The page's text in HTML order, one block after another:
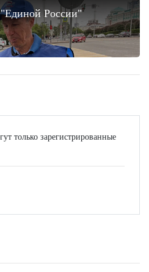
России"
только зарегистрированные